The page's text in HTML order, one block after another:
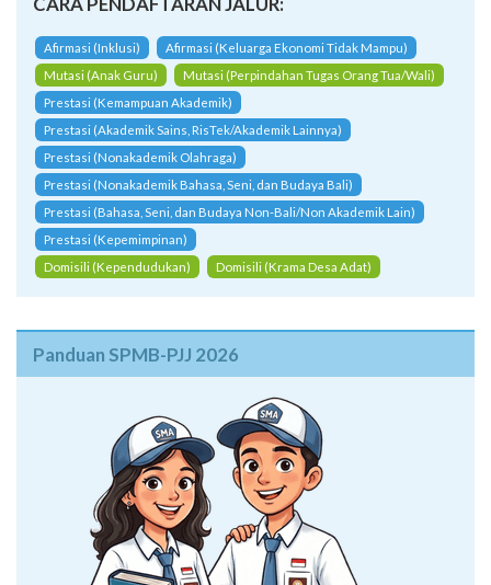
Afirmasi (Inklusi)
Afirmasi (Keluarga Ekonomi Tidak Mampu)
Mutasi (Anak Guru)
Mutasi (Perpindahan Tugas Orang Tua/Wali)
Prestasi (Kemampuan Akademik)
Prestasi (Akademik Sains, RisTek/Akademik Lainnya)
Prestasi (Nonakademik Olahraga)
Prestasi (Nonakademik Bahasa, Seni, dan Budaya Bali)
Prestasi (Bahasa, Seni, dan Budaya Non-Bali/Non Akademik Lain)
Prestasi (Kepemimpinan)
Domisili (Kependudukan)
Domisili (Krama Desa Adat)
Panduan SPMB-PJJ 2026